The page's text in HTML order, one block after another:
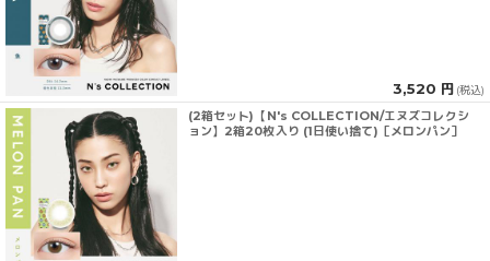
3,520 円 (税込)
(2箱セット)【N's COLLECTION/エヌズコレクシ
ョン】2箱20枚入り (1日使い捨て)［メロンパン］